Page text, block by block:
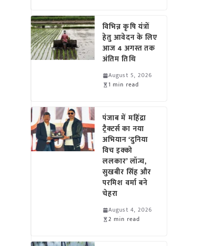
विभिन्न कृषि यंत्रों
हेतु आवेदन के लिए
आज 4 अगस्त तक
अंतिम तिथि
August 5, 2026
1 min read
पंजाब में महिंद्रा
ट्रैक्टर्स का नया
अभियान ‘दुनिया
विच इक्को
ललकार’ लॉन्च,
सुखबीर सिंह और
परमिश वर्मा बने
चेहरा
August 4, 2026
2 min read